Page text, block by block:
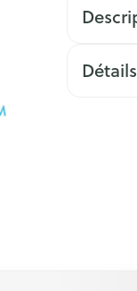
Détails
en carrousel